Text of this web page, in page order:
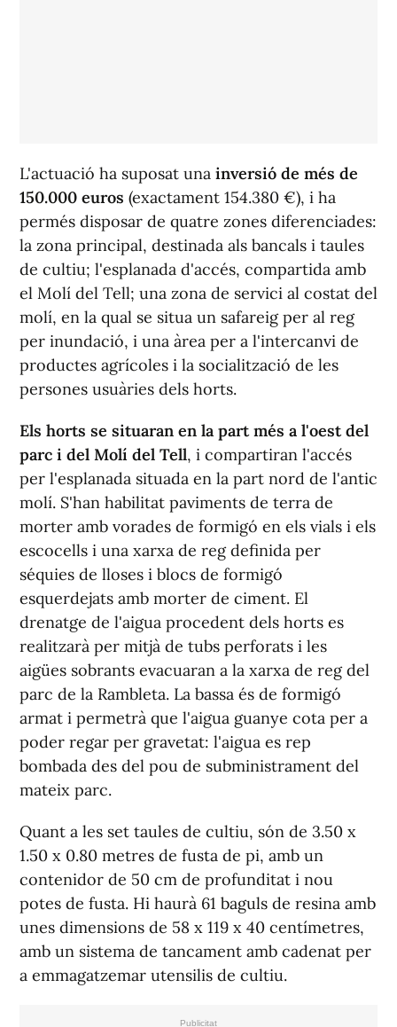
L'actuació ha suposat una inversió de més de
150.000 euros (exactament 154.380 €), i ha
permés disposar de quatre zones diferenciades:
la zona principal, destinada als bancals i taules
de cultiu; l'esplanada d'accés, compartida amb
el Molí del Tell; una zona de servici al costat del
molí, en la qual se situa un safareig per al reg
per inundació, i una àrea per a l'intercanvi de
productes agrícoles i la socialització de les
persones usuàries dels horts.
Els horts se situaran en la part més a l'oest del
parc i del Molí del Tell, i compartiran l'accés
per l'esplanada situada en la part nord de l'antic
molí. S'han habilitat paviments de terra de
morter amb vorades de formigó en els vials i els
escocells i una xarxa de reg definida per
séquies de lloses i blocs de formigó
esquerdejats amb morter de ciment. El
drenatge de l'aigua procedent dels horts es
realitzarà per mitjà de tubs perforats i les
aigües sobrants evacuaran a la xarxa de reg del
parc de la Rambleta. La bassa és de formigó
armat i permetrà que l'aigua guanye cota per a
poder regar per gravetat: l'aigua es rep
bombada des del pou de subministrament del
mateix parc.
Quant a les set taules de cultiu, són de 3.50 x
1.50 x 0.80 metres de fusta de pi, amb un
contenidor de 50 cm de profunditat i nou
potes de fusta. Hi haurà 61 baguls de resina amb
unes dimensions de 58 x 119 x 40 centímetres,
amb un sistema de tancament amb cadenat per
a emmagatzemar utensilis de cultiu.